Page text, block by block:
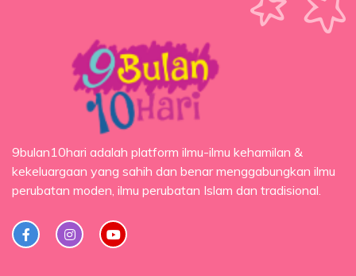
9bulan10hari adalah platform ilmu-ilmu kehamilan &
kekeluargaan yang sahih dan benar menggabungkan ilmu
perubatan moden, ilmu perubatan Islam dan tradisional.